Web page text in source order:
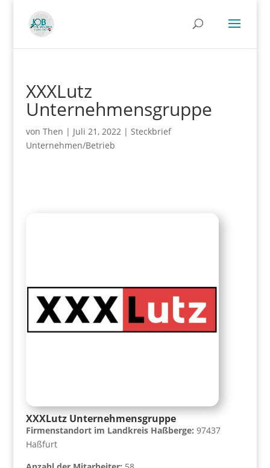
XXXLutz
Unternehmensgruppe
von Then | Juli 21, 2022| Steckbrief
Unternehmen/Betrieb
XXXLutz Unternehmensgruppe
Firmenstandort im Landkreis Haßberge: 97437
Haßfurt